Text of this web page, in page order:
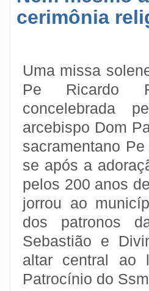
cerimônia
Uma missa
Pe Ricardo
concelebrada
arcebispo Dom
sacramentano
se após a
pelos 200 anos
jorrou ao
dos patronos
Sebastião e
altar central ao
Patrocínio do